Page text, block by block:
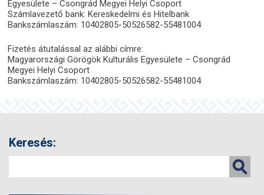
Egyesülete – Csongrád Megyei Helyi Csoport
Számlavezető bank: Kereskedelmi és Hitelbank
Bankszámlaszám: 10402805-50526582-55481004
Fizetés átutalással az alábbi címre:
Magyarországi Görögök Kulturális Egyesülete – Csongrád
Megyei Helyi Csoport
Bankszámlaszám: 10402805-50526582-55481004
Keresés: